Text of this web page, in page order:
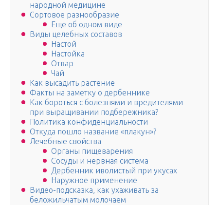
народной медицине
Сортовое разнообразие
Еще об одном виде
Виды целебных составов
Настой
Настойка
Отвар
Чай
Как высадить растение
Факты на заметку о дербеннике
Как бороться с болезнями и вредителями
при выращивании подбережника?
Политика конфиденциальности
Откуда пошло название «плакун»?
Лечебные свойства
Органы пищеварения
Сосуды и нервная система
Дербенник иволистый при укусах
Наружное применение
Видео-подсказка, как ухаживать за
беложильчатым молочаем